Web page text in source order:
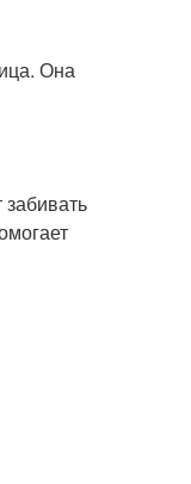
Она